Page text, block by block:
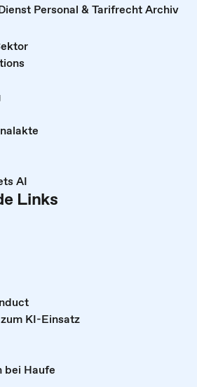
Personal & Tarifrecht Archiv
AI
Links
KI-Einsatz
bei Haufe